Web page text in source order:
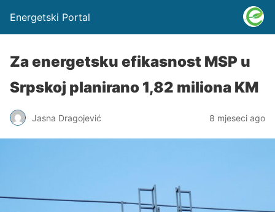
Energetski Portal
Za energetsku efikasnost MSP u
Srpskoj planirano 1,82 miliona KM
Jasna Dragojević 8 mjeseci ago